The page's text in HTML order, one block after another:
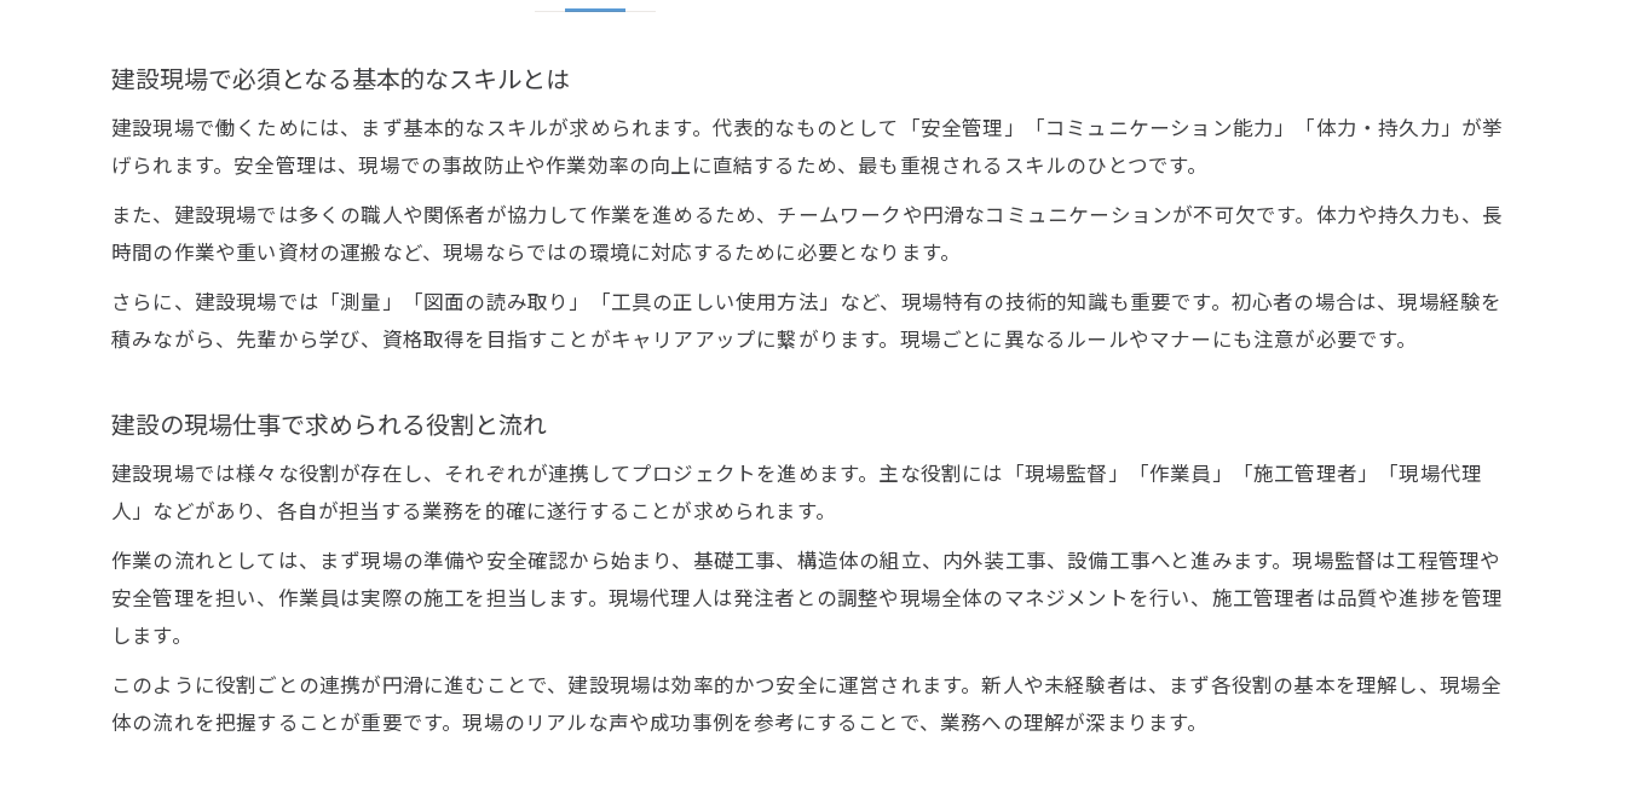
建設現場女性の活躍と現状について解説
建設現場で役立つスキルアップ方法を紹介
建設現場経験がスキルアップに繋がる理由
現場での経験が建設業界で評価される背景
建設現場の一日を通して仕事内容を解説
建設現場で働く人のリアルな声を紹介
現場作業で必要な建設の基礎知識まとめ
キャリアアップに強い建設現場の働き方とは
建設現場で必須となる基本的なスキルとは
建設現場で働くためには、まず基本的なスキルが求められます。代表的なものとして「安全管理」「コミュニケーション能力」「体力・持久力」が挙
げられます。安全管理は、現場での事故防止や作業効率の向上に直結するため、最も重視されるスキルのひとつです。
また、建設現場では多くの職人や関係者が協力して作業を進めるため、チームワークや円滑なコミュニケーションが不可欠です。体力や持久力も、長
時間の作業や重い資材の運搬など、現場ならではの環境に対応するために必要となります。
さらに、建設現場では「測量」「図面の読み取り」「工具の正しい使用方法」など、現場特有の技術的知識も重要です。初心者の場合は、現場経験を
積みながら、先輩から学び、資格取得を目指すことがキャリアアップに繋がります。現場ごとに異なるルールやマナーにも注意が必要です。
建設の現場仕事で求められる役割と流れ
建設現場では様々な役割が存在し、それぞれが連携してプロジェクトを進めます。主な役割には「現場監督」「作業員」「施工管理者」「現場代理
人」などがあり、各自が担当する業務を的確に遂行することが求められます。
作業の流れとしては、まず現場の準備や安全確認から始まり、基礎工事、構造体の組立、内外装工事、設備工事へと進みます。現場監督は工程管理や
安全管理を担い、作業員は実際の施工を担当します。現場代理人は発注者との調整や現場全体のマネジメントを行い、施工管理者は品質や進捗を管理
します。
このように役割ごとの連携が円滑に進むことで、建設現場は効率的かつ安全に運営されます。新人や未経験者は、まず各役割の基本を理解し、現場全
体の流れを把握することが重要です。現場のリアルな声や成功事例を参考にすることで、業務への理解が深まります。